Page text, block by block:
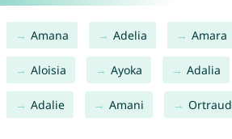
Amana Adelia Amara
Aloisia Ayoka Adalia
Adalie Amani Ortraud